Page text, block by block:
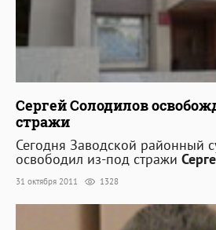
Сергей Солодилов
стражи
Сегодня Заводской районный
освободил из-под стражи
31 октября 2011 1328